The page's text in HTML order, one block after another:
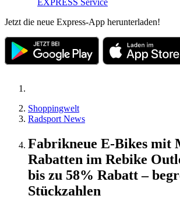
EXPRESS Service
Jetzt die neue Express-App herunterladen!
Shoppingwelt
Radsport News
Fabrikneue E-Bikes mit
Rabatten im Rebike
bis zu 58% Rabatt –
Stückzahlen